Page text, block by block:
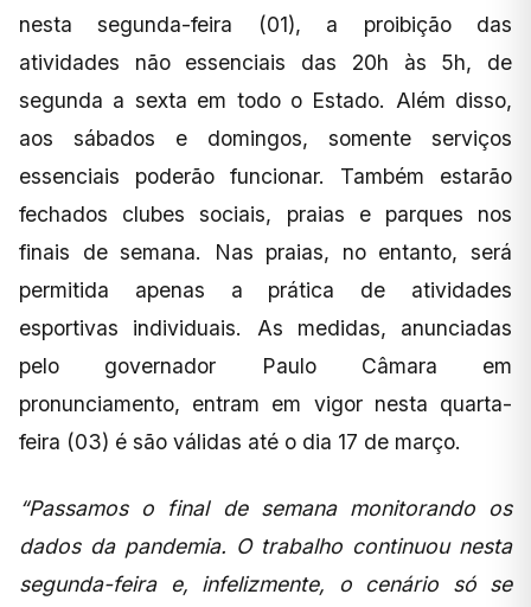
nesta segunda-feira (01), a proibição das
atividades não essenciais das 20h às 5h, de
segunda a sexta em todo o Estado. Além disso,
aos sábados e domingos, somente serviços
essenciais poderão funcionar. Também estarão
fechados clubes sociais, praias e parques nos
finais de semana. Nas praias, no entanto, será
permitida apenas a prática de atividades
esportivas individuais. As medidas, anunciadas
pelo governador Paulo Câmara em
pronunciamento, entram em vigor nesta quarta-
feira (03) é são válidas até o dia 17 de março.
“Passamos o final de semana monitorando os
dados da pandemia. O trabalho continuou nesta
segunda-feira e, infelizmente, o cenário só se